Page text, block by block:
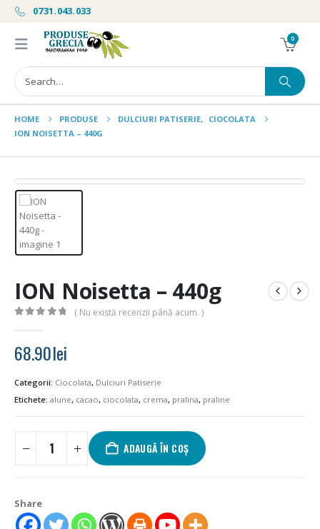
0731.043.033
0
HOME PRODUSE DULCIURI PATISERIE, CIOCOLATA
ION NOISETTA – 440G
ION Noisetta – 440g
( Nu există recenzii până acum. )
68.90lei
Categorii: Ciocolata, Dulciuri Patiserie
Etichete: alune, cacao, ciocolata, crema, pralina, praline
ADAUGĂ ÎN COȘ
Share